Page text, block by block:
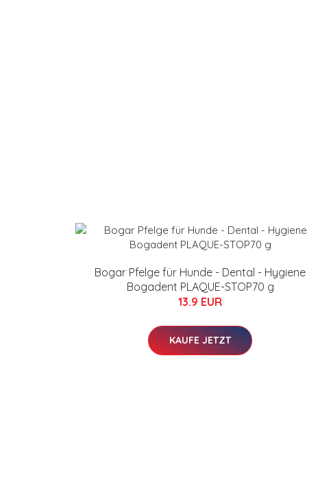
Bogar Pfelge für Hunde - Dental - Hygiene
Bogadent PLAQUE-STOP70 g
13.9 EUR
KAUFE JETZT